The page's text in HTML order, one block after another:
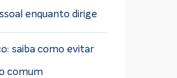
enquanto dirige
saiba como evitar
comum